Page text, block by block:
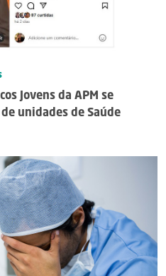
Jovens da APM se
unidades de Saúde